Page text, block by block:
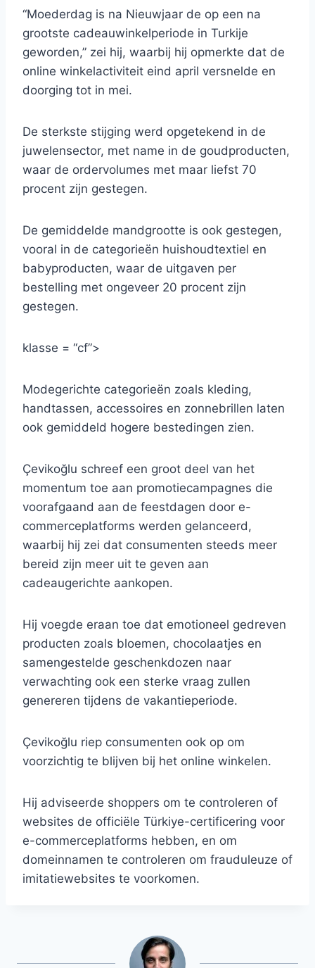
“Moederdag is na Nieuwjaar de op een na
grootste cadeauwinkelperiode in Turkije
geworden,” zei hij, waarbij hij opmerkte dat de
online winkelactiviteit eind april versnelde en
doorging tot in mei.
De sterkste stijging werd opgetekend in de
juwelensector, met name in de goudproducten,
waar de ordervolumes met maar liefst 70
procent zijn gestegen.
De gemiddelde mandgrootte is ook gestegen,
vooral in de categorieën huishoudtextiel en
babyproducten, waar de uitgaven per
bestelling met ongeveer 20 procent zijn
gestegen.
klasse = “cf”>
Modegerichte categorieën zoals kleding,
handtassen, accessoires en zonnebrillen laten
ook gemiddeld hogere bestedingen zien.
Çevikoğlu schreef een groot deel van het
momentum toe aan promotiecampagnes die
voorafgaand aan de feestdagen door e-
commerceplatforms werden gelanceerd,
waarbij hij zei dat consumenten steeds meer
bereid zijn meer uit te geven aan
cadeaugerichte aankopen.
Hij voegde eraan toe dat emotioneel gedreven
producten zoals bloemen, chocolaatjes en
samengestelde geschenkdozen naar
verwachting ook een sterke vraag zullen
genereren tijdens de vakantieperiode.
Çevikoğlu riep consumenten ook op om
voorzichtig te blijven bij het online winkelen.
Hij adviseerde shoppers om te controleren of
websites de officiële Türkiye-certificering voor
e-commerceplatforms hebben, en om
domeinnamen te controleren om frauduleuze of
imitatiewebsites te voorkomen.